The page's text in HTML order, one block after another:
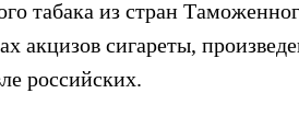
табака из стран
акцизов сигареты,
российских.